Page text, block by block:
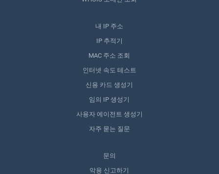
내 IP 주소
IP 추적기
MAC 주소 조회
인터넷 속도 테스트
신용 카드 생성기
임의 IP 생성기
사용자 에이전트 생성기
자주 묻는 질문
문의
악용 신고하기